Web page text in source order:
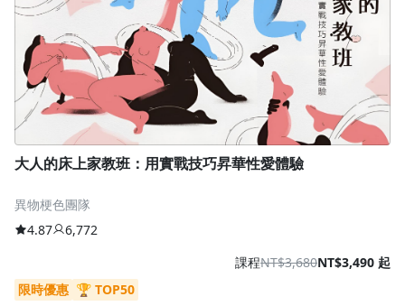
大人的床上家教班：用實戰技巧昇華性愛體驗
異物梗色團隊
4.87
6,772
課程NT$3,680NT$3,490 起
限時優惠 🏆 TOP50